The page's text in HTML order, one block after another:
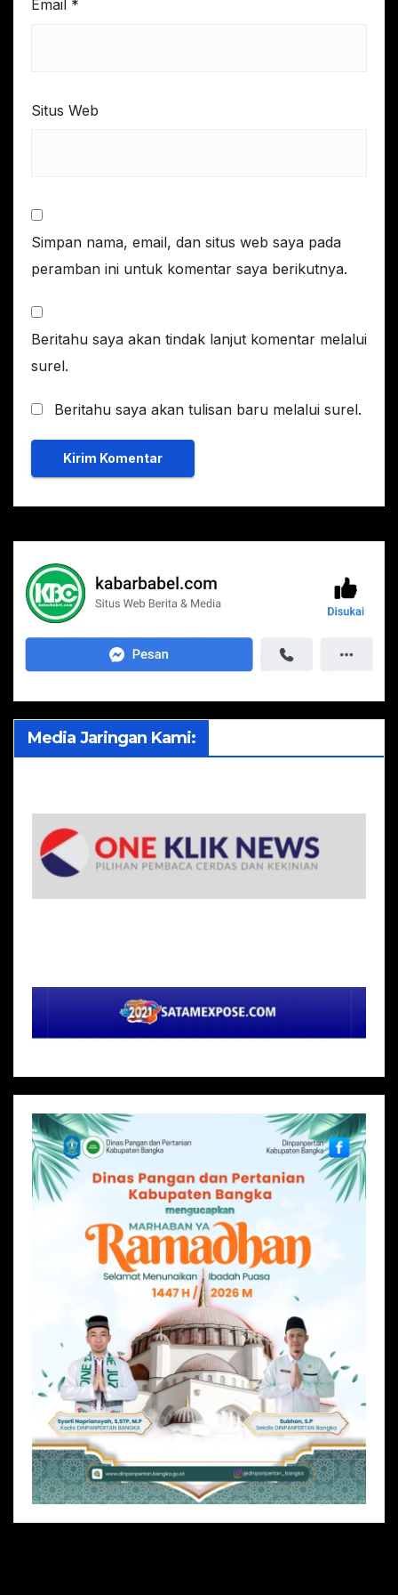
Email *
Situs Web
Simpan nama, email, dan situs web saya pada
peramban ini untuk komentar saya berikutnya.
Beritahu saya akan tindak lanjut komentar melalui
surel.
Beritahu saya akan tulisan baru melalui surel.
Media Jaringan Kami: